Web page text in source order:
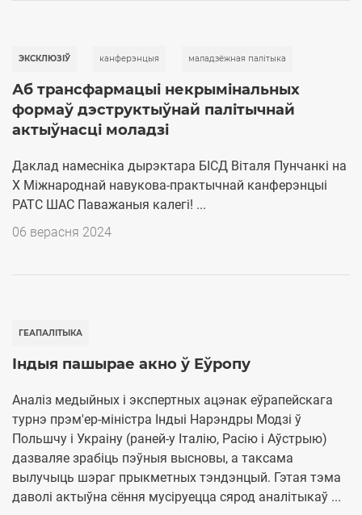
ЭКСКЛЮЗІЎ канферэнцыя маладзёжная палітыка
Аб трансфармацыі некрымінальных
формаў дэструктыўнай палітычнай
актыўнасці моладзі
Даклад намесніка дырэктара БІСД Віталя Пунчанкі на
X Міжнароднай навукова-практычнай канферэнцыі
РАТС ШАС Паважаныя калегі! ...
06 верасня 2024
ГЕАПАЛІТЫКА
Індыя пашырае акно ў Еўропу
Аналіз медыйных і экспертных ацэнак еўрапейскага
турнэ прэм'ер-міністра Індыі Нарэндры Модзі ў
Польшчу і Украіну (раней-у Італію, Расію і Аўстрыю)
дазваляе зрабіць пэўныя высновы, а таксама
вылучыць шэраг прыкметных тэндэнцый. Гэтая тэма
даволі актыўна сёння мусіруецца сярод аналітыкаў ...